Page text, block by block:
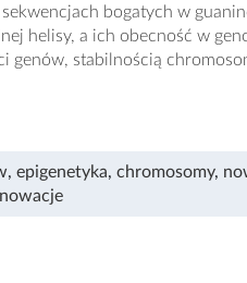
bogatych w
helisy, a ich obecność w
genów, stabilnością
, epigenetyka, chromosomy,